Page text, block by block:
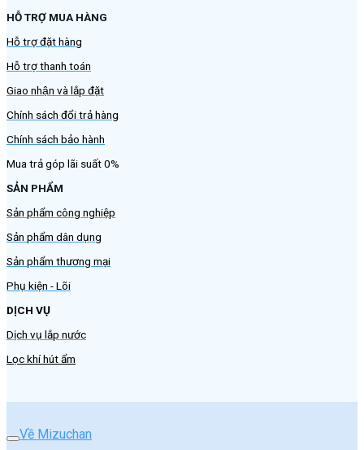
HỖ TRỢ MUA HÀNG
Hỗ trợ đặt hàng
Hỗ trợ thanh toán
Giao nhận và lắp đặt
Chính sách đổi trả hàng
Chính sách bảo hành
Mua trả góp lãi suất 0%
SẢN PHẨM
Sản phẩm công nghiệp
Sản phẩm dân dụng
Sản phẩm thương mại
Phụ kiện - Lõi
DỊCH VỤ
Dịch vụ lắp nước
Lọc khí hút ẩm
Về Mizuchan